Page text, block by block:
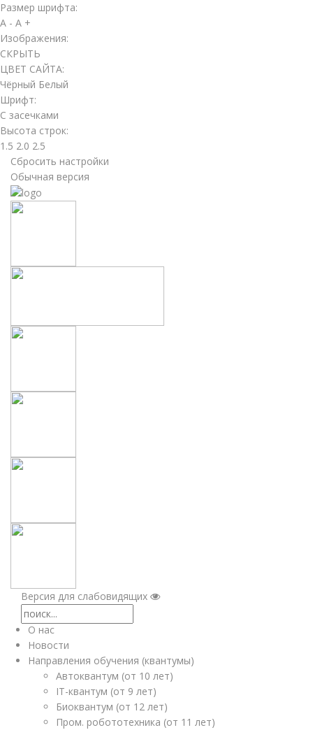
Размер шрифта:
A - A +
Изображения:
СКРЫТЬ
ЦВЕТ САЙТА:
Чёрный Белый
Шрифт:
С засечками
Высота строк:
1.5 2.0 2.5
Сбросить настройки
Обычная версия
Версия для слабовидящих
О нас
Новости
Направления обучения (квантумы)
Автоквантум (от 10 лет)
IT-квантум (от 9 лет)
Биоквантум (от 12 лет)
Пром. робототехника (от 11 лет)